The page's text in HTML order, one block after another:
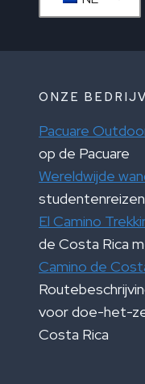
ONZE
Pacuare
op de Pacuare
Wereldwijde
studentenreizen
El Camino
de Costa Rica
Camino de
voor doe-het-
Costa Rica